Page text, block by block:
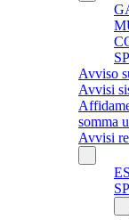
Avviso
Avvisi
somma
Avvisi